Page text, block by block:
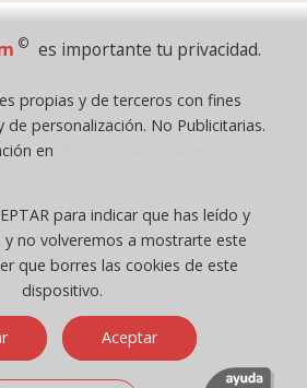
derechos reservados
©gruposelfpaper.org están gestionadas, y
de Valencia ( España ) CEE:
Folio 1, Sección 8, Hoja V-85203.
mozilla/5.0 (linux; android 14; pixel 8)
like gecko) chrome/131.0.0.0 mobile
© es importante tu privacidad.
propias y de terceros con fines
de personalización. No Publicitarias.
en
para indicar que has leído y
no volveremos a mostrarte este
que borres las cookies de este
dispositivo.
Aceptar